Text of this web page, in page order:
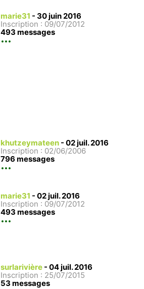
marie31 - 30 juin 2016
Inscription : 09/07/2012
493 messages
khutzeymateen - 02 juil. 2016
Inscription : 02/06/2006
796 messages
marie31 - 02 juil. 2016
Inscription : 09/07/2012
493 messages
surlarivière - 04 juil. 2016
Inscription : 25/07/2015
53 messages